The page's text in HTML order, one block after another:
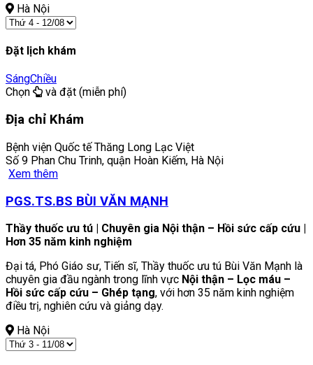
Hà Nội
Đặt lịch khám
SángChiều
Chọn
và đặt (miễn phí)
Địa chỉ Khám
Bệnh viện Quốc tế Thăng Long Lạc Việt
Số 9 Phan Chu Trinh, quận Hoàn Kiếm, Hà Nội
Xem thêm
PGS.TS.BS BÙI VĂN MẠNH
Thầy thuốc ưu tú | Chuyên gia Nội thận – Hồi sức cấp cứu |
Hơn 35 năm kinh nghiệm
Đại tá, Phó Giáo sư, Tiến sĩ, Thầy thuốc ưu tú Bùi Văn Mạnh là
chuyên gia đầu ngành trong lĩnh vực Nội thận – Lọc máu –
Hồi sức cấp cứu – Ghép tạng, với hơn 35 năm kinh nghiệm
điều trị, nghiên cứu và giảng dạy.
Hà Nội